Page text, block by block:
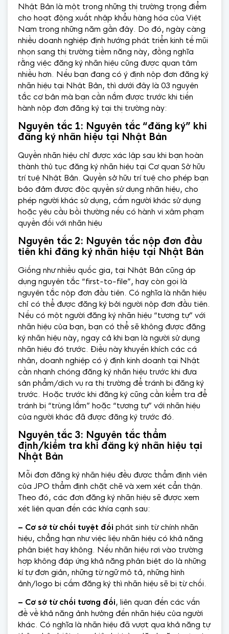
Nhật Bản là một trong những thị trường trọng điểm
cho hoạt động xuất nhập khẩu hàng hóa của Việt
Nam trong những năm gần đây. Do đó, ngày càng
nhiều doanh nghiệp định hướng phát triển kinh tế mũi
nhọn sang thị trường tiềm năng này, đồng nghĩa
rằng việc đăng ký nhãn hiệu cũng được quan tâm
nhiều hơn. Nếu bạn đang có ý định nộp đơn đăng ký
nhãn hiệu tại Nhật Bản, thì dưới đây là 03 nguyên
tắc cơ bản mà bạn cần nắm được trước khi tiến
hành nộp đơn đăng ký tại thị trường này:
Nguyên tắc 1: Nguyên tắc “đăng ký” khi
đăng ký nhãn hiệu tại Nhật Bản
Quyền nhãn hiệu chỉ được xác lập sau khi bạn hoàn
thành thủ tục đăng ký nhãn hiệu tại Cơ quan Sở hữu
trí tuệ Nhật Bản. Quyền sở hữu trí tuệ cho phép bạn
bảo đảm được độc quyền sử dụng nhãn hiệu, cho
phép người khác sử dụng, cấm người khác sử dụng
hoặc yêu cầu bồi thường nếu có hành vi xâm phạm
quyền đối với nhãn hiệu
Nguyên tắc 2: Nguyên tắc nộp đơn đầu
tiên khi đăng ký nhãn hiệu tại Nhật Bản
Giống như nhiều quốc gia, tại Nhật Bản cũng áp
dụng nguyên tắc “first-to-file”, hay còn gọi là
nguyên tắc nộp đơn đầu tiên. Có nghĩa là nhãn hiệu
chỉ có thể được đăng ký bởi người nộp đơn đầu tiên.
Nếu có một người đăng ký nhãn hiệu “tương tự” với
nhãn hiệu của bạn, bạn có thể sẽ không được đăng
ký nhãn hiệu này, ngay cả khi bạn là người sử dụng
nhãn hiệu đó trước. Điều này khuyến khích các cá
nhân, doanh nghiệp có ý định kinh doanh tại Nhật
cần nhanh chóng đăng ký nhãn hiệu trước khi đưa
sản phẩm/dịch vụ ra thị trường để tránh bị đăng ký
trước. Hoặc trước khi đăng ký cũng cần kiểm tra để
tránh bị “trùng lắm” hoặc “tương tự” với nhãn hiệu
của người khác đã được đăng ký trước đó.
Nguyên tắc 3: Nguyên tắc thẩm
định/kiểm tra khi đăng ký nhãn hiệu tại
Nhật Bản
Mỗi đơn đăng ký nhãn hiệu đều được thẩm định viên
của JPO thẩm định chặt chẽ và xem xét cẩn thận.
Theo đó, các đơn đăng ký nhãn hiệu sẽ được xem
xét liên quan đến các khía cạnh sau:
– Cơ sở từ chối tuyệt đối phát sinh từ chính nhãn
hiệu, chẳng hạn như việc liệu nhãn hiệu có khả năng
phân biệt hay không. Nếu nhãn hiệu rơi vào trường
hợp không đáp ứng khả năng phân biệt do là những
kí tự đơn giản, những từ ngữ mô tả, những hình
ảnh/logo bị cấm đăng ký thì nhãn hiệu sẽ bị từ chối.
– Cơ sở từ chối tương đối, liên quan đến các vấn
đề về khả năng ảnh hưởng đến nhãn hiệu của người
khác. Có nghĩa là nhãn hiệu đã vượt qua khả năng tự